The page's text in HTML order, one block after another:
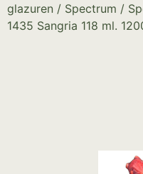
glazuren / Spectrum /
1435 Sangria 118 ml.